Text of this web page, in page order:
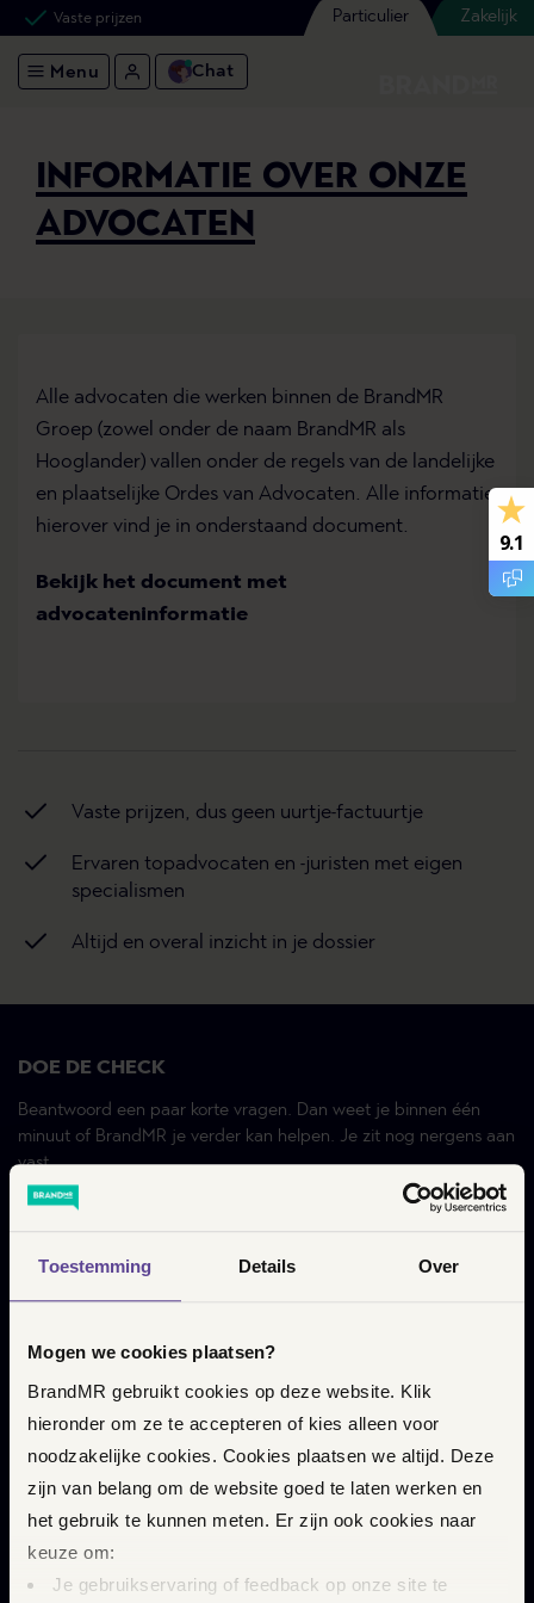
Toestemming Details Over
Mogen we cookies plaatsen?
BrandMR gebruikt cookies op deze website. Klik
hieronder om ze te accepteren of kies alleen voor
noodzakelijke cookies. Cookies plaatsen we altijd. Deze
zijn van belang om de website goed te laten werken en
het gebruik te kunnen meten. Er zijn ook cookies naar
keuze om:
Je gebruikservaring of feedback op onze site te
Vaste prijzen Particulier Zakelijk
Menu Chat
INFORMATIE OVER ONZE
ADVOCATEN
Alle advocaten die werken binnen de BrandMR
Groep (zowel onder de naam BrandMR als
Hooglander) vallen onder de regels van de landelijke
en plaatselijke Ordes van Advocaten. Alle informatie
hierover vind je in onderstaand document.
Bekijk het document met
advocateninformatie
Vaste prijzen, dus geen uurtje-factuurtje
Ervaren topadvocaten en -juristen met eigen
specialismen
Altijd en overal inzicht in je dossier
ONZE AANPAK
Hoe we werken
Wat het kost
HULP & CONTACT
Veelgestelde vragen
DOE DE CHECK
Beantwoord een paar korte vragen. Dan weet je binnen één
minuut of BrandMR je verder kan helpen. Je zit nog nergens aan
vast.
9.1